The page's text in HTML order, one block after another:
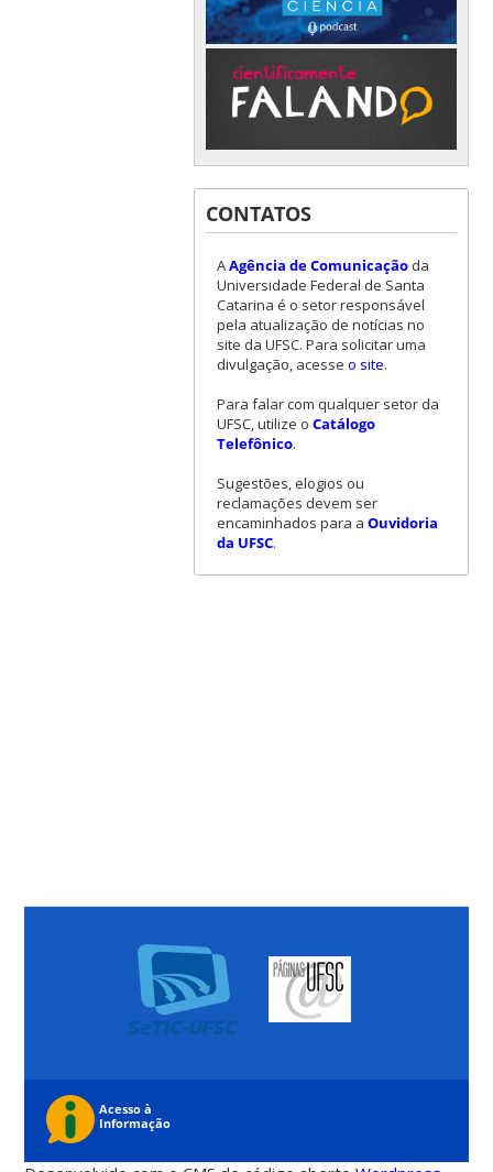
CONTATOS
AAgência de Comunicaçãoda
Universidade Federal de Santa
Catarina é o setor responsável
pela atualização de notícias no
site da UFSC. Para solicitar uma
divulgação, acesse o site.
Para falar com qualquer setor da
UFSC, utilize o Catálogo
Telefônico.
Sugestões, elogios ou
reclamações devem ser
encaminhados para a Ouvidoria
da UFSC.